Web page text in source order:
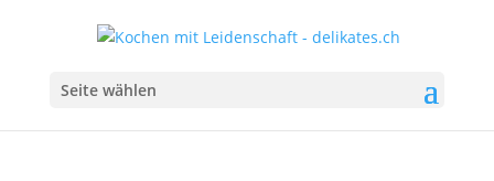
Seite wählen